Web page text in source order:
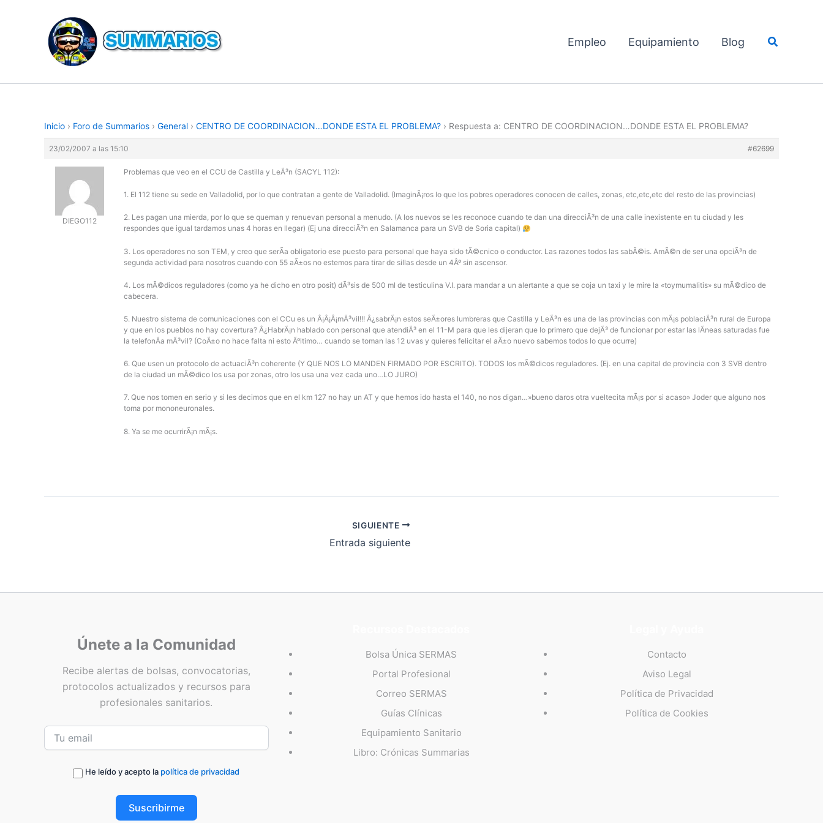
contenido
Empleo Equipamiento Blog Buscar
Inicio › Foro de Summarios › General › CENTRO DE COORDINACION…DONDE ESTA EL PROBLEMA? › Respuesta a: CENTRO DE COORDINACION…DONDE ESTA EL PROBLEMA?
23/02/2007 a las 15:10 #62699
DIEGO112
Problemas que veo en el CCU de Castilla y LeÃ³n (SACYL 112):
1. El 112 tiene su sede en Valladolid, por lo que contratan a gente de Valladolid. (ImaginÃ¡ros lo que los pobres operadores conocen de calles, zonas, etc,etc,etc del resto de las provincias)
2. Les pagan una mierda, por lo que se queman y renuevan personal a menudo. (A los nuevos se les reconoce cuando te dan una direcciÃ³n de una calle inexistente en tu ciudad y les
respondes que igual tardamos unas 4 horas en llegar) (Ej una direcciÃ³n en Salamanca para un SVB de Soria capital)
3. Los operadores no son TEM, y creo que serÃ­a obligatorio ese puesto para personal que haya sido tÃ©cnico o conductor. Las razones todos las sabÃ©is. AmÃ©n de ser una opciÃ³n de
segunda actividad para nosotros cuando con 55 aÃ±os no estemos para tirar de sillas desde un 4Âº sin ascensor.
4. Los mÃ©dicos reguladores (como ya he dicho en otro posit) dÃ³sis de 500 ml de testiculina V.I. para mandar a un alertante a que se coja un taxi y le mire la «toymumalitis» su mÃ©dico de
cabecera.
5. Nuestro sistema de comunicaciones con el CCu es un Â¡Â¡Â¡mÃ³vil!!! Â¿sabrÃ¡n estos seÃ±ores lumbreras que Castilla y LeÃ³n es una de las provincias con mÃ¡s poblaciÃ³n rural de Europa
y que en los pueblos no hay covertura? Â¿HabrÃ¡n hablado con personal que atendiÃ³ en el 11-M para que les dijeran que lo primero que dejÃ³ de funcionar por estar las lÃ­neas saturadas fue
la telefonÃ­a mÃ³vil? (CoÃ±o no hace falta ni esto Ãºltimo… cuando se toman las 12 uvas y quieres felicitar el aÃ±o nuevo sabemos todos lo que ocurre)
6. Que usen un protocolo de actuaciÃ³n coherente (Y QUE NOS LO MANDEN FIRMADO POR ESCRITO). TODOS los mÃ©dicos reguladores. (Ej. en una capital de provincia con 3 SVB dentro
de la ciudad un mÃ©dico los usa por zonas, otro los usa una vez cada uno…LO JURO)
7. Que nos tomen en serio y si les decimos que en el km 127 no hay un AT y que hemos ido hasta el 140, no nos digan…»bueno daros otra vueltecita mÃ¡s por si acaso» Joder que alguno nos
toma por mononeuronales.
8. Ya se me ocurrirÃ¡n mÃ¡s.
SIGUIENTE
Entrada siguiente
Únete a la Comunidad
Recibe alertas de bolsas, convocatorias,
protocolos actualizados y recursos para
profesionales sanitarios.
He leído y acepto la política de privacidad
Suscribirme
Bolsa Única SERMAS
Portal Profesional
Correo SERMAS
Guías Clínicas
Equipamiento Sanitario
Libro: Crónicas Summarias
Contacto
Aviso Legal
Política de Privacidad
Política de Cookies